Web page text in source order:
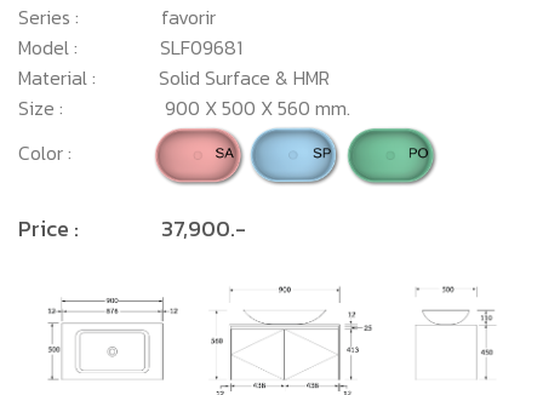
Series : favorir
Model : SLF09681
Material : Solid Surface & HMR
Size : 900 X 500 X 560 mm.
Color :
Price : 37,900.-